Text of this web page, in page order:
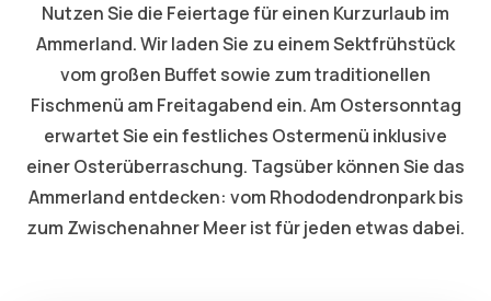
Nutzen Sie die Feiertage für einen Kurzurlaub im
Ammerland. Wir laden Sie zu einem Sektfrühstück
vom großen Buffet sowie zum traditionellen
Fischmenü am Freitagabend ein. Am Ostersonntag
erwartet Sie ein festliches Ostermenü inklusive
einer Osterüberraschung. Tagsüber können Sie das
Ammerland entdecken: vom Rhododendronpark bis
zum Zwischenahner Meer ist für jeden etwas dabei.